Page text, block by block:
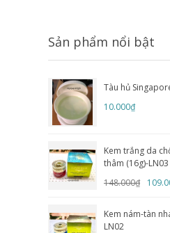
Sản phẩm nổi bật
Tàu hủ
10.000₫
Kem trắng da
thâm (16g)-LN03
148.000₫
Kem nám-tàn
LN02